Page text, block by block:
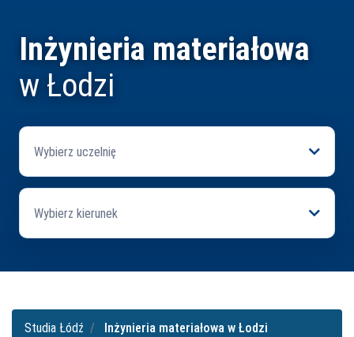
Inżynieria materiałowa
w Łodzi
Wybierz uczelnię
Wybierz kierunek
Studia Łódź Inżynieria materiałowa w Łodzi